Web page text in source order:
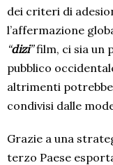
dei criteri di
l’affermazione
“dizi”film, ci sia un
pubblico
altrimenti
condivisi dalle
Grazie a una
terzo Paese